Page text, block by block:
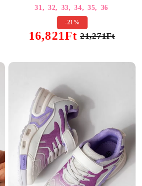
31, 32, 33, 34, 35, 36
-21%
16,821Ft 21,271Ft